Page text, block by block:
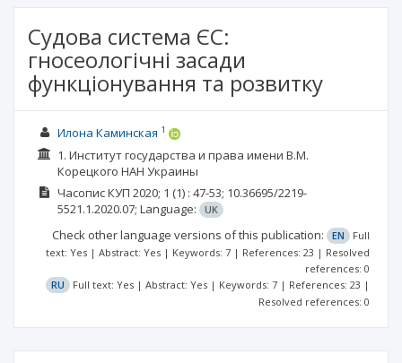
Судова система ЄС:
гносеологічні засади
функціонування та розвитку
Илона Каминская 1
1. Институт государства и права имени В.М.
Корецкого НАН Украины
Часопис КУП 2020; 1 (1) : 47-53; 10.36695/2219-
5521.1.2020.07; Language: UK
Check other language versions of this publication: EN
Full
text: Yes | Abstract: Yes | Keywords: 7 | References: 23 | Resolved
references: 0
RU
Full text: Yes | Abstract: Yes | Keywords: 7 | References: 23 |
Resolved references: 0